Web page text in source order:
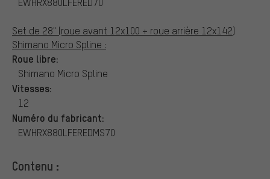
Set de 28" (roue avant 12x100 + roue arrière 12x142)
Shimano Micro Spline :
Roue libre:
Shimano Micro Spline
Vitesses:
12
Numéro du fabricant:
EWHRX880LFEREDMS70
Contenu :